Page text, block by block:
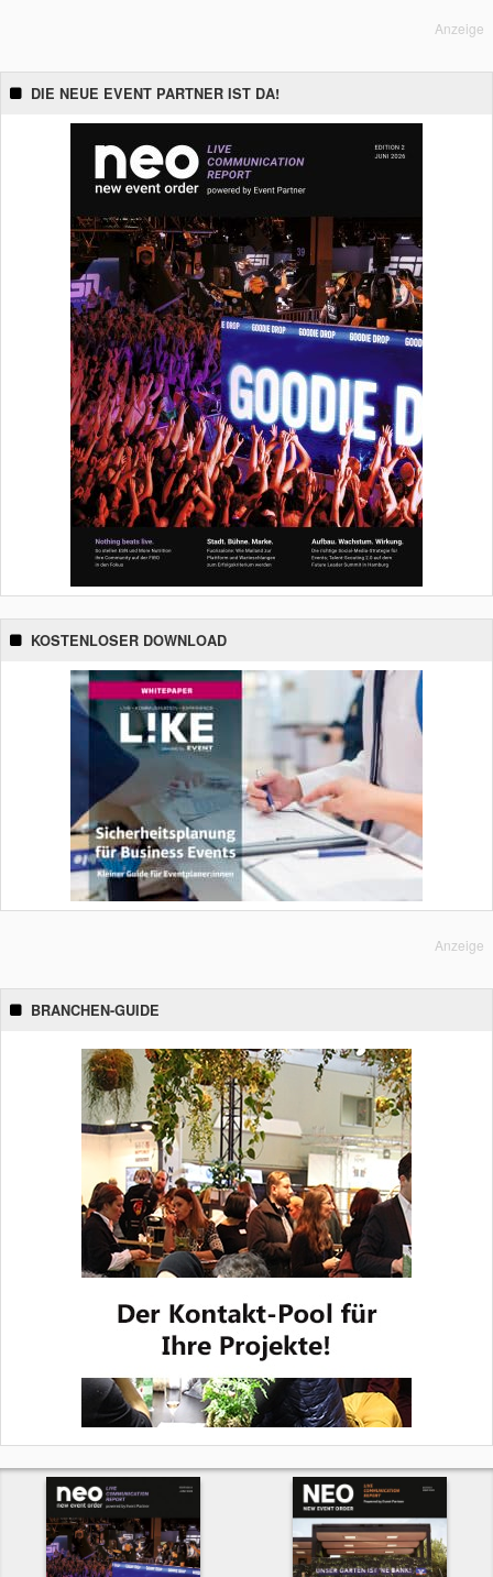
Anzeige
DIE NEUE EVENT PARTNER IST DA!
KOSTENLOSER DOWNLOAD
Anzeige
BRANCHEN-GUIDE